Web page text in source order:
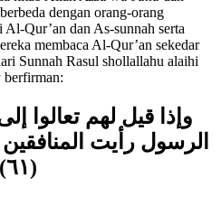
kitab AllahAzza wa Jalladan
dengan orang-orang
Qur’an dan As-sunnah serta
membaca Al-Qur’an sekedar
Sunnah Rasul shollallahu alaihi
وإذا قيل لهم تعالوا
الرسول رأيت
(٦١)